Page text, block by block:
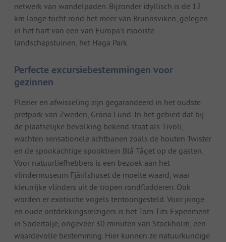
netwerk van wandelpaden. Bijzonder idyllisch is de 12
km lange tocht rond het meer van Brunnsviken, gelegen
in het hart van een van Europa's mooiste
landschapstuinen, het Haga Park.
Perfecte excursiebestemmingen voor
gezinnen
Plezier en afwisseling zijn gegarandeerd in het oudste
pretpark van Zweden, Gröna Lund. In het gebied dat bij
de plaatselijke bevolking bekend staat als Tivoli,
wachten sensationele achtbanen zoals de houten Twister
en de spookachtige spooktrein Blå Tåget op de gasten.
Voor natuurliefhebbers is een bezoek aan het
vlindermuseum Fjärilshuset de moeite waard, waar
kleurrijke vlinders uit de tropen rondfladderen. Ook
worden er exotische vogels tentoongesteld. Voor jonge
en oude ontdekkingsreizigers is het Tom Tits Experiment
in Södertälje, ongeveer 30 minuten van Stockholm, een
waardevolle bestemming. Hier kunnen ze natuurkundige